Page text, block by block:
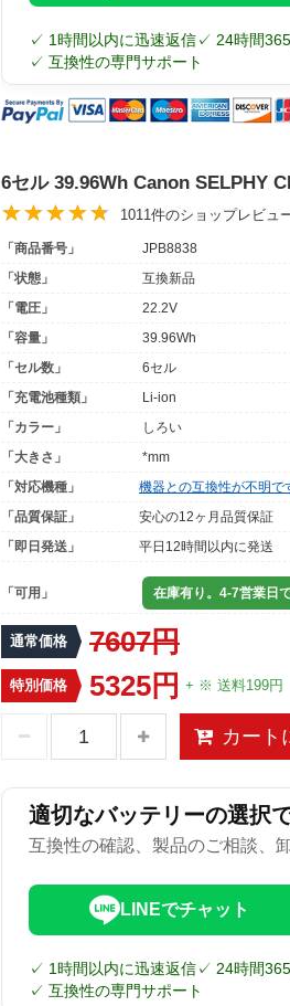
✓ 1時間以内に迅速返信✓ 24時間
✓ 互換性の専門サポート
6セル 39.96Wh Canon SELPHY
1011件のショップレビュ
「商品番号」
JPB8838
「状態」
互換新品
「電圧」
22.2V
「容量」
39.96Wh
「セル数」
6セル
「充電池種類」
Li-ion
「カラー」
しろい
「大きさ」
*mm
「対応機種」
機器との互換性が不明で
「品質保証」
安心の12ヶ月品質保証
「即日発送」
平日12時間以内に発送
「可用」 在庫有り。4-7営業日
通常価格 7607円
特別価格 5325円 + ※ 送料199円
カート
適切なバッテリーの選択
互換性の確認、製品のご相談、
LINEでチャット
✓ 1時間以内に迅速返信✓ 24時間
✓ 互換性の専門サポート